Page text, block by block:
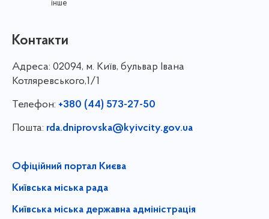
інше
Контакти
Адреса: 02094, м. Київ, бульвар Івана
Котляревського,1/1
Телефон: +380 (44) 573-27-50
Пошта: rda.dniprovska@kyivcity.gov.ua
Офіційний портал Києва
Київська міська рада
Київська міська державна адміністрація